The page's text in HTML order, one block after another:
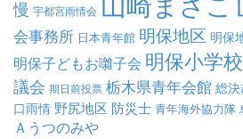
慢 宇都宮雨情会
会事務所 日本青年館 明保地区 明保
明保子どもお囃子会 明保小学校
議会 期日前投票 栃木県青年会館 総
口雨情 野尻地区 防災士 青年海外協力隊
Ａうつのみや